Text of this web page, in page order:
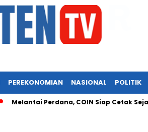
PEREKONOMIAN NASIONAL POLITIK
Perdana, COIN Siap Cetak Sejarah